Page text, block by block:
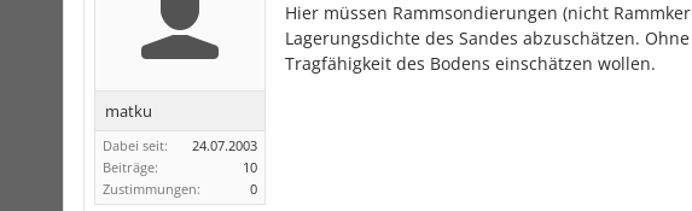
matku
Dabei seit:
24.07.2003
Beiträge:
10
Zustimmungen:
0
Hier müssen Rammsondierungen (nicht
Lagerungsdichte des Sandes abzuschätzen.
Tragfähigkeit des Bodens einschätzen wollen.